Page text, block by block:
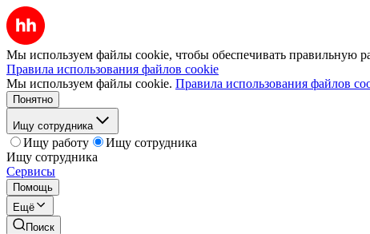
Мы используем файлы cookie, чтобы обеспечивать правильную
Правила использования файлов cookie
Мы используем файлы cookie. Правила использования файлов
Понятно
Ищу сотрудника
Ищу работу
Ищу сотрудника
Ищу сотрудника
Сервисы
Помощь
Ещё
Поиск